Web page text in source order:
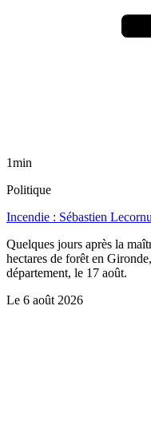
1min
Politique
Incendie : Sébastien
Quelques jours après la
hectares de forêt en
département, le 17 août.
Le 6 août 2026